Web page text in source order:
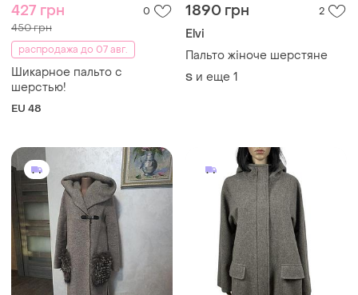
427 грн 0
450 грн
распродажа до 07 авг.
Шикарное пальто с
шерстью!
EU 48
1890 грн 2
Elvi
Пальто жіноче шерстяне
S и еще 1